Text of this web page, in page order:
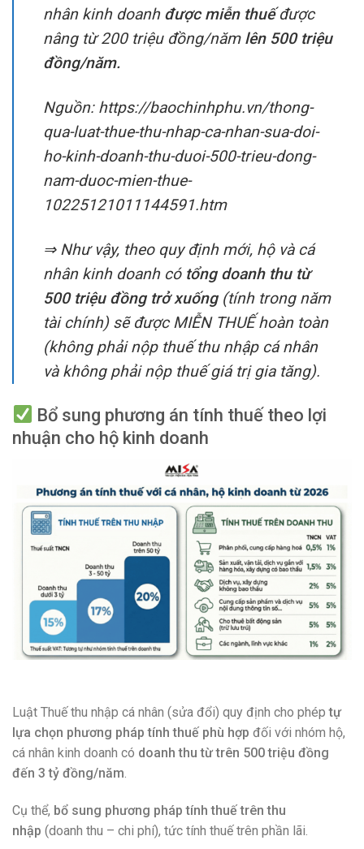
nhân kinh doanhđược miễn thuếđược
nâng từ 200 triệu đồng/năm lên 500 triệu
đồng/năm.
Nguồn: https://baochinhphu.vn/thong-
qua-luat-thue-thu-nhap-ca-nhan-sua-doi-
ho-kinh-doanh-thu-duoi-500-trieu-dong-
nam-duoc-mien-thue-
10225121011144591.htm
⇒ Như vậy, theo quy định mới, hộ và cá
nhân kinh doanh có tổng doanh thu từ
500 triệu đồng trở xuống (tính trong năm
tài chính) sẽ được MIỄN THUẾ hoàn toàn
(không phải nộp thuế thu nhập cá nhân
và không phải nộp thuế giá trị gia tăng).
Bổ sung phương án tính thuế theo lợi
nhuận cho hộ kinh doanh
Luật Thuế thu nhập cá nhân (sửa đổi) quy định cho phéptự
lựa chọn phương pháp tính thuế phù hợp đối với nhóm hộ,
cá nhân kinh doanh có doanh thu từ trên 500 triệu đồng
đến 3 tỷ đồng/năm.
Cụ thể, bổ sung phương pháp tính thuế trên thu
nhập (doanh thu – chi phí), tức tính thuế trên phần lãi.